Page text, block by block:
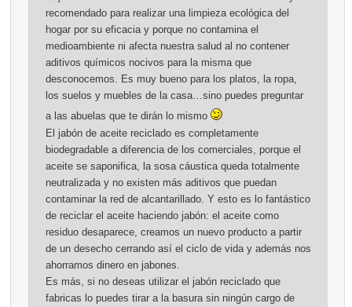
recomendado para realizar una limpieza ecológica del
hogar por su eficacia y porque no contamina el
medioambiente ni afecta nuestra salud al no contener
aditivos químicos nocivos para la misma que
desconocemos. Es muy bueno para los platos, la ropa,
los suelos y muebles de la casa…sino puedes preguntar
a las abuelas que te dirán lo mismo
El jabón de aceite reciclado es completamente
biodegradable a diferencia de los comerciales, porque el
aceite se saponifica, la sosa cáustica queda totalmente
neutralizada y no existen más aditivos que puedan
contaminar la red de alcantarillado. Y esto es lo fantástico
de reciclar el aceite haciendo jabón: el aceite como
residuo desaparece, creamos un nuevo producto a partir
de un desecho cerrando así el ciclo de vida y además nos
ahorramos dinero en jabones.
Es más, si no deseas utilizar el jabón reciclado que
fabricas lo puedes tirar a la basura sin ningún cargo de